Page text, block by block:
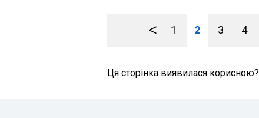
< 1 2 3 4
Ця сторінка виявилася корисною?